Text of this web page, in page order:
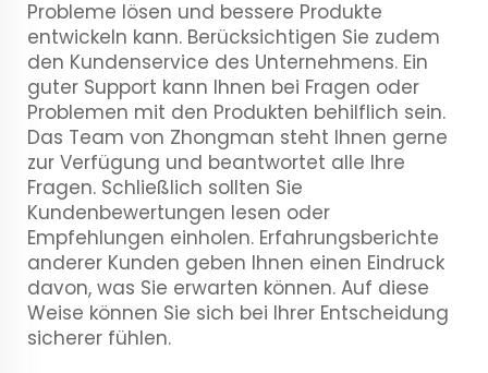
Probleme lösen und bessere Produkte
entwickeln kann. Berücksichtigen Sie zudem
den Kundenservice des Unternehmens. Ein
guter Support kann Ihnen bei Fragen oder
Problemen mit den Produkten behilflich sein.
Das Team von Zhongman steht Ihnen gerne
zur Verfügung und beantwortet alle Ihre
Fragen. Schließlich sollten Sie
Kundenbewertungen lesen oder
Empfehlungen einholen. Erfahrungsberichte
anderer Kunden geben Ihnen einen Eindruck
davon, was Sie erwarten können. Auf diese
Weise können Sie sich bei Ihrer Entscheidung
sicherer fühlen.